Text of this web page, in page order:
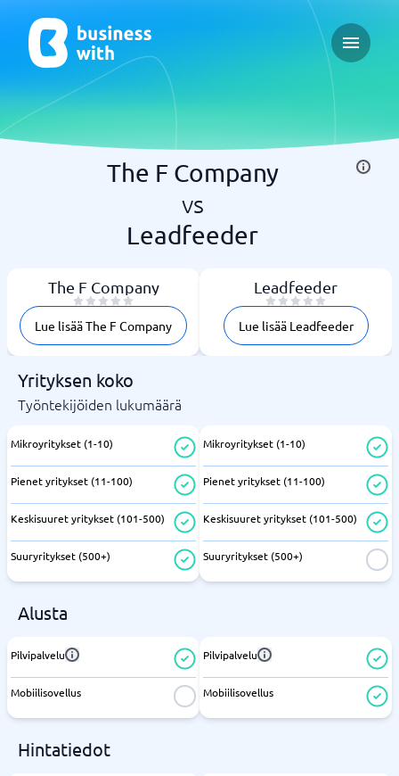
Open
The F Company
vs
Leadfeeder
The F Company
Lue lisää The F Company
Leadfeeder
Lue lisää Leadfeeder
Yrityksen koko
Työntekijöiden lukumäärä
Mikroyritykset (1-10)
Pienet yritykset (11-100)
Keskisuuret yritykset (101-500)
Suuryritykset (500+)
Mikroyritykset (1-10)
Pienet yritykset (11-100)
Keskisuuret yritykset (101-500)
Suuryritykset (500+)
Alusta
Pilvipalvelu
Mobiilisovellus
Pilvipalvelu
Mobiilisovellus
Hintatiedot